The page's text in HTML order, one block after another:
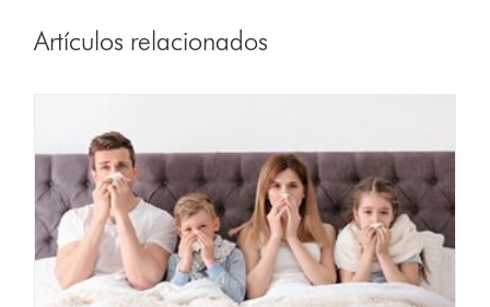
Artículos relacionados